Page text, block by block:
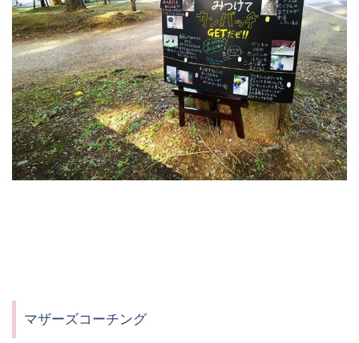
マザーズコーチング